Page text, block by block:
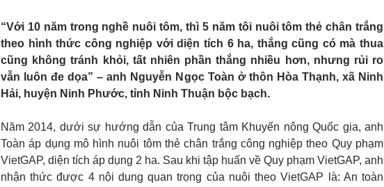
“Với 10 năm trong nghề nuôi tôm, thì 5 năm tôi nuôi tôm thẻ chân trắng
theo hình thức công nghiệp với diện tích 6 ha, thắng cũng có mà thua
cũng không tránh khỏi, tất nhiên phần thắng nhiều hơn, nhưng rủi ro
vẫn luôn đe dọa” – anh Nguyễn Ngọc Toàn ở thôn Hòa Thạnh, xã Ninh
Hải, huyện Ninh Phước, tỉnh Ninh Thuận bộc bạch.
Năm 2014, dưới sự hướng dẫn của Trung tâm Khuyến nông Quốc gia, anh
Toàn áp dụng mô hình nuôi tôm thẻ chân trắng công nghiệp theo Quy phạm
VietGAP, diện tích áp dụng 2 ha. Sau khi tập huấn về Quy phạm VietGAP, anh
nhận thức được 4 nội dung quan trọng của nuôi theo VietGAP là: An toàn